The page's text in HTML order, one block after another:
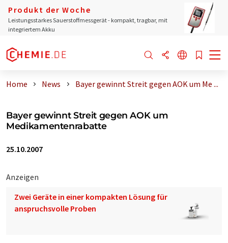
Produkt der Woche
Leistungsstarkes Sauerstoffmessgerät - kompakt, tragbar, mit
integriertem Akku
Home News Bayer gewinnt Streit gegen AOK um Me ...
Bayer gewinnt Streit gegen AOK um
Medikamentenrabatte
25.10.2007
Anzeigen
Zwei Geräte in einer kompakten Lösung für
anspruchsvolle Proben